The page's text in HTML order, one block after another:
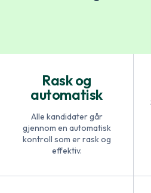
Rask og
automatisk
Alle kandidater går
gjennom en automatisk
kontroll som er rask og
effektiv.